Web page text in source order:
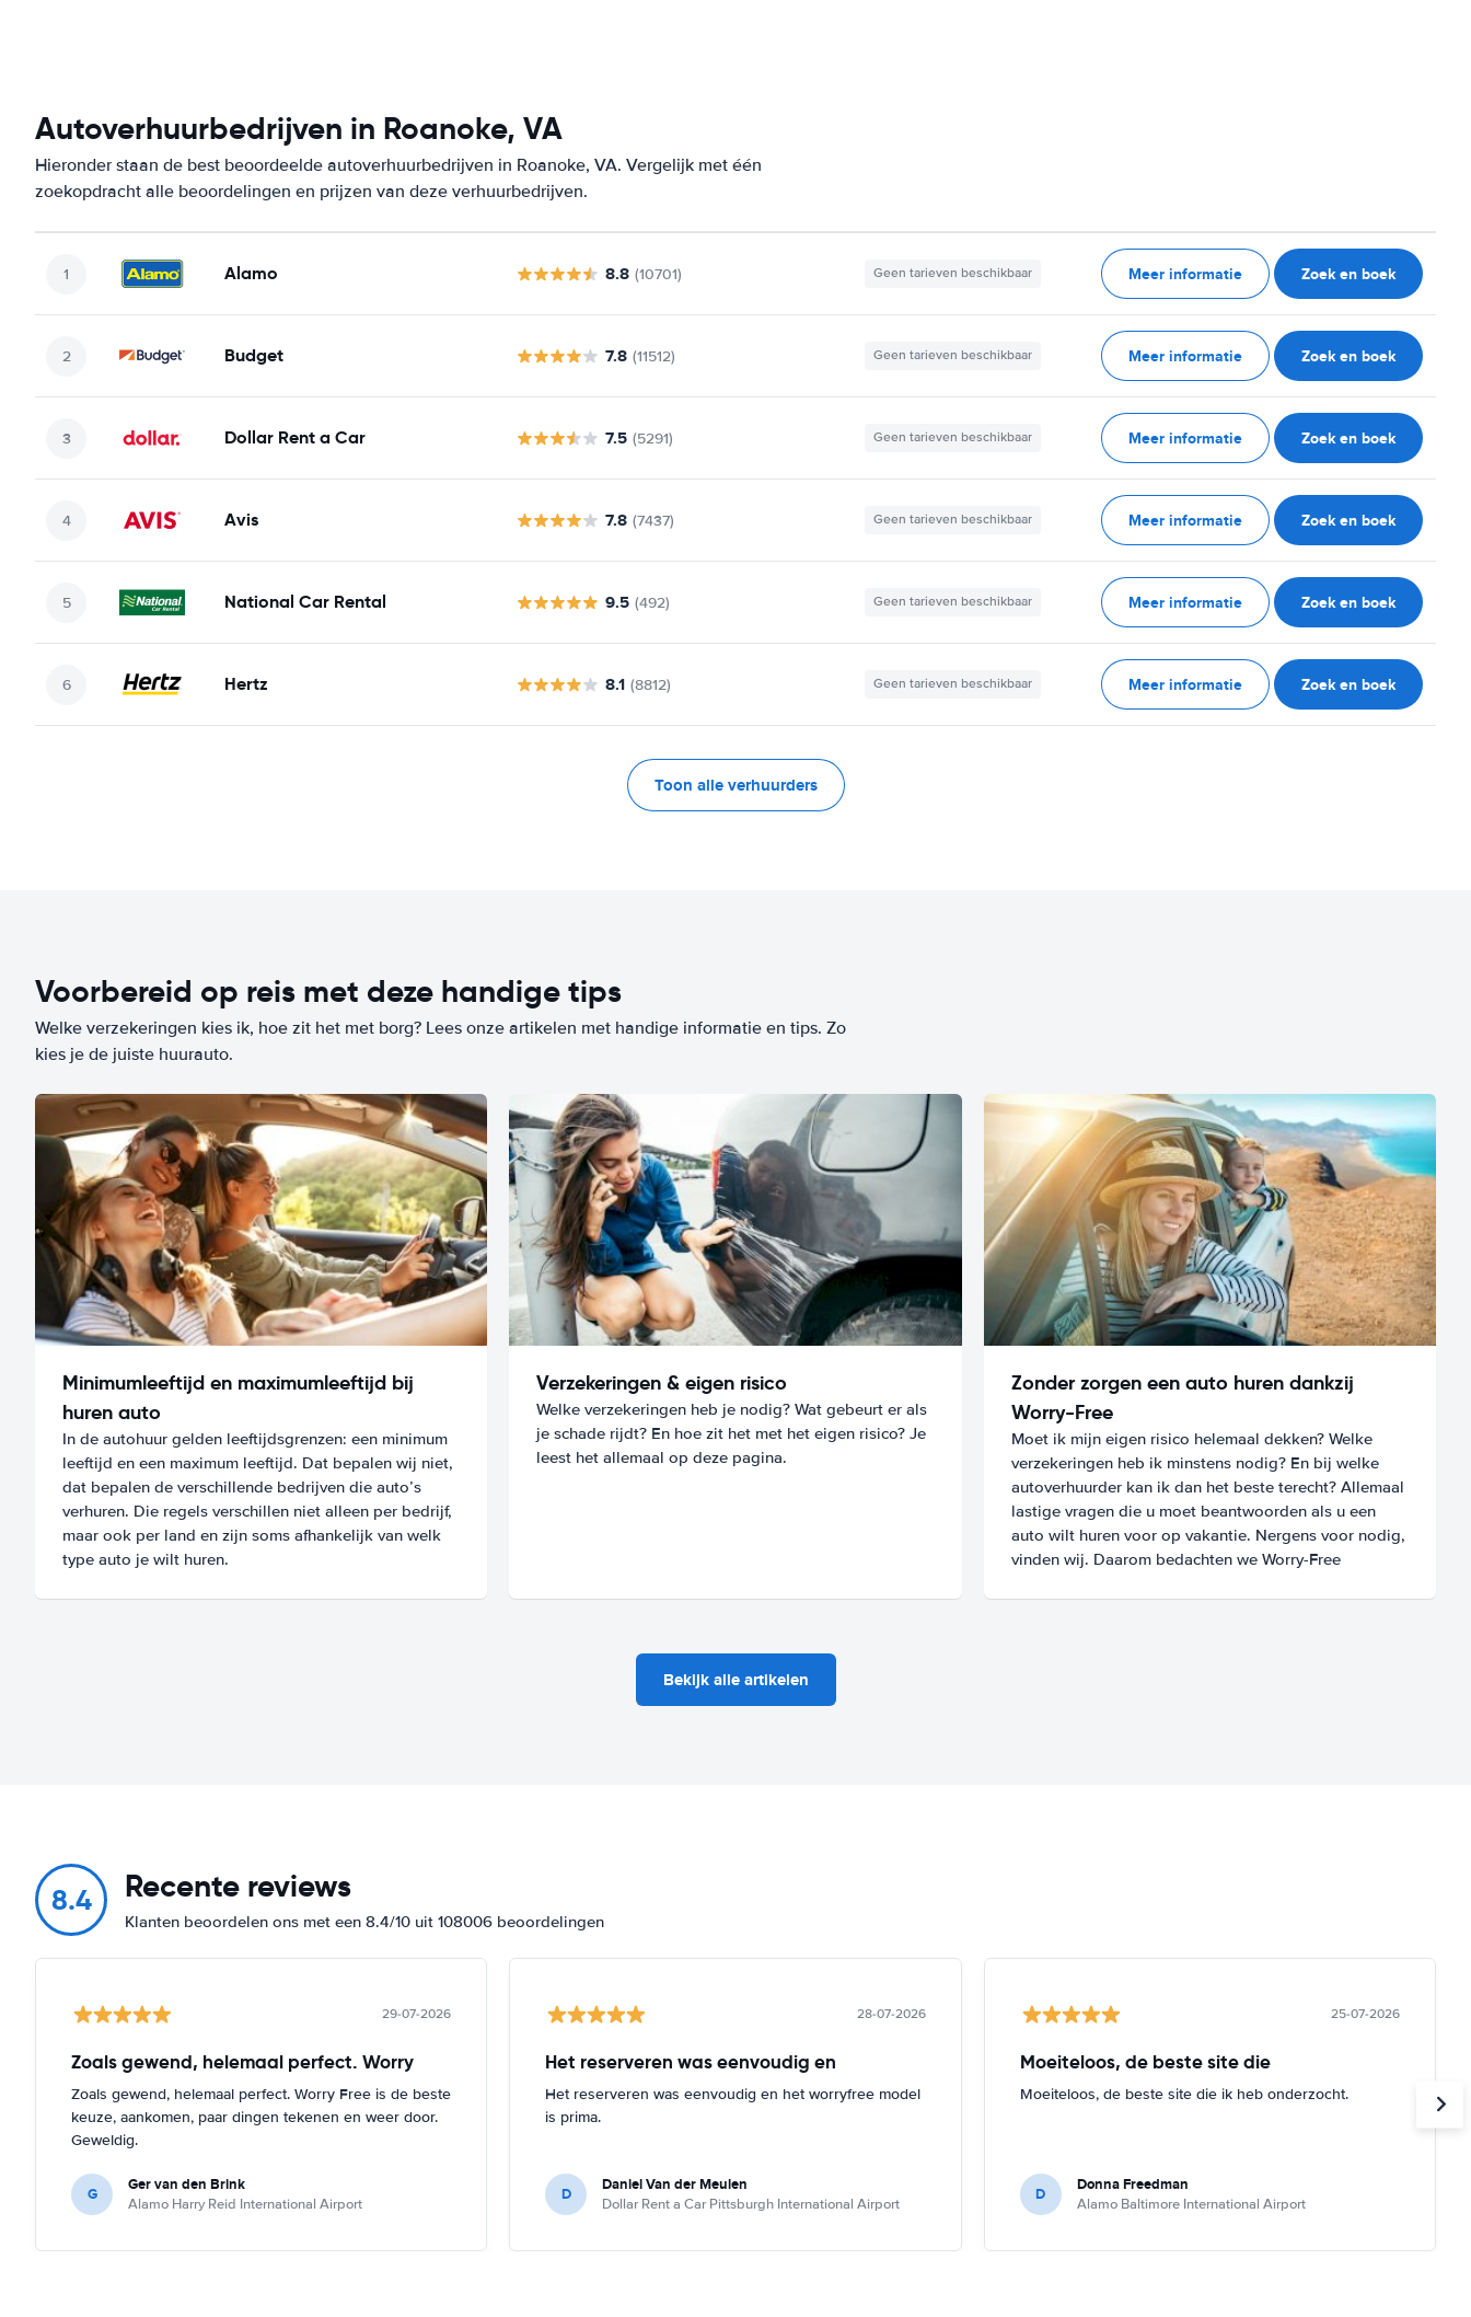
Autoverhuurbedrijven in Roanoke, VA
Hieronder staan de best beoordeelde autoverhuurbedrijven in Roanoke, VA. Vergelijk met één
zoekopdracht alle beoordelingen en prijzen van deze verhuurbedrijven.
Alamo 8.8 (10701) Geen tarieven beschikbaar Meer informatie Zoek en boek
Budget 7.8 (11512) Geen tarieven beschikbaar Meer informatie Zoek en boek
Dollar Rent a Car 7.5 (5291) Geen tarieven beschikbaar Meer informatie Zoek en boek
Avis 7.8 (7437) Geen tarieven beschikbaar Meer informatie Zoek en boek
National Car Rental 9.5 (492) Geen tarieven beschikbaar Meer informatie Zoek en boek
Hertz 8.1 (8812) Geen tarieven beschikbaar Meer informatie Zoek en boek
Toon alle verhuurders
Voorbereid op reis met deze handige tips
Welke verzekeringen kies ik, hoe zit het met borg? Lees onze artikelen met handige informatie en tips. Zo
kies je de juiste huurauto.
Minimumleeftijd en maximumleeftijd bij
huren auto
In de autohuur gelden leeftijdsgrenzen: een minimum
leeftijd en een maximum leeftijd. Dat bepalen wij niet,
dat bepalen de verschillende bedrijven die auto’s
verhuren. Die regels verschillen niet alleen per bedrijf,
maar ook per land en zijn soms afhankelijk van welk
type auto je wilt huren.
Verzekeringen & eigen risico
Welke verzekeringen heb je nodig? Wat gebeurt er als
je schade rijdt? En hoe zit het met het eigen risico? Je
leest het allemaal op deze pagina.
Zonder zorgen een auto huren dankzij
Worry-Free
Moet ik mijn eigen risico helemaal dekken? Welke
verzekeringen heb ik minstens nodig? En bij welke
autoverhuurder kan ik dan het beste terecht? Allemaal
lastige vragen die u moet beantwoorden als u een
auto wilt huren voor op vakantie. Nergens voor nodig,
vinden wij. Daarom bedachten we Worry-Free
Bekijk alle artikelen
8.4 Recente reviews
Klanten beoordelen ons met een 8.4/10 uit 108006 beoordelingen
29-07-2026
Zoals gewend, helemaal perfect. Worry
Zoals gewend, helemaal perfect. Worry Free is de beste
keuze, aankomen, paar dingen tekenen en weer door.
Geweldig.
G Ger van den Brink
Alamo Harry Reid International Airport
28-07-2026
Het reserveren was eenvoudig en
Het reserveren was eenvoudig en het worryfree model
is prima.
D Daniel Van der Meulen
Dollar Rent a Car Pittsburgh International Airport
25-07-2026
Moeiteloos, de beste site die
Moeiteloos, de beste site die ik heb onderzocht.
D Donna Freedman
Alamo Baltimore International Airport